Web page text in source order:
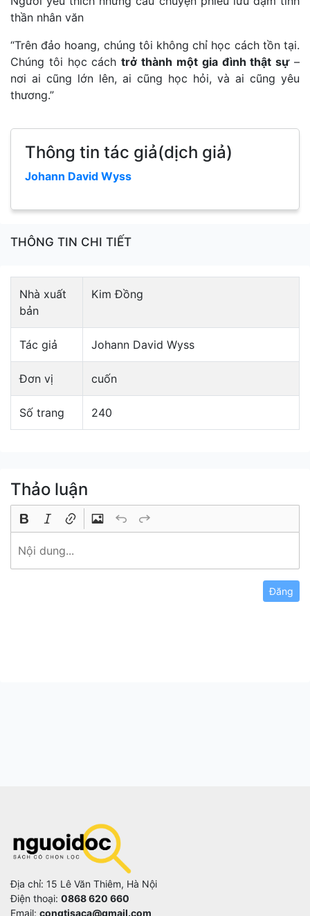
thần nhân văn
“Trên đảo hoang, chúng tôi không chỉ học cách tồn tại.
Chúng tôi học cáchtrở thành một gia đình thật sự–
nơi ai cũng lớn lên, ai cũng học hỏi, và ai cũng yêu
thương.”
Thông tin tác giả(dịch giả)
Johann David Wyss
THÔNG TIN CHI TIẾT
Nhà xuất
bản
Kim Đồng
Tác giả Johann David Wyss
Đơn vị cuốn
Số trang 240
Thảo luận
Đăng
Địa chỉ: 15 Lê Văn Thiêm, Hà Nội
Điện thoại: 0868 620 660
Email: congtisaca@gmail.com